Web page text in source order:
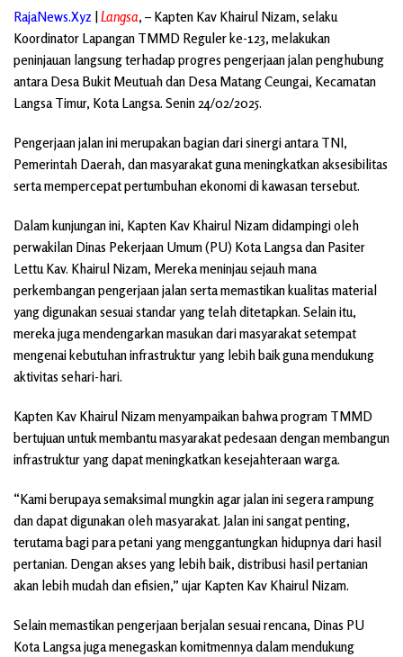
RajaNews.Xyz Langsa, – Kapten Kav Khairul Nizam, selaku
Koordinator Lapangan TMMD Reguler ke-123, melakukan
peninjauan langsung terhadap progres pengerjaan jalan penghubung
antara Desa Bukit Meutuah dan Desa Matang Ceungai, Kecamatan
Langsa Timur, Kota Langsa. Senin 24/02/2025.
Pengerjaan jalan ini merupakan bagian dari sinergi antara TNI,
Pemerintah Daerah, dan masyarakat guna meningkatkan aksesibilitas
serta mempercepat pertumbuhan ekonomi di kawasan tersebut.
Dalam kunjungan ini, Kapten Kav Khairul Nizam didampingi oleh
perwakilan Dinas Pekerjaan Umum (PU) Kota Langsa dan Pasiter
Lettu Kav. Khairul Nizam, Mereka meninjau sejauh mana
perkembangan pengerjaan jalan serta memastikan kualitas material
yang digunakan sesuai standar yang telah ditetapkan. Selain itu,
mereka juga mendengarkan masukan dari masyarakat setempat
mengenai kebutuhan infrastruktur yang lebih baik guna mendukung
aktivitas sehari-hari.
Kapten Kav Khairul Nizam menyampaikan bahwa program TMMD
bertujuan untuk membantu masyarakat pedesaan dengan membangun
infrastruktur yang dapat meningkatkan kesejahteraan warga.
“Kami berupaya semaksimal mungkin agar jalan ini segera rampung
dan dapat digunakan oleh masyarakat. Jalan ini sangat penting,
terutama bagi para petani yang menggantungkan hidupnya dari hasil
pertanian. Dengan akses yang lebih baik, distribusi hasil pertanian
akan lebih mudah dan efisien,” ujar Kapten Kav Khairul Nizam.
Selain memastikan pengerjaan berjalan sesuai rencana, Dinas PU
Kota Langsa juga menegaskan komitmennya dalam mendukung